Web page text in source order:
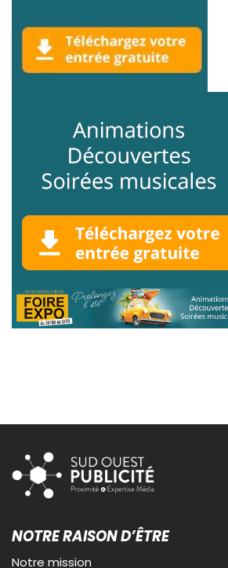
NOTRE RAISON D’ÊTRE
Notre mission